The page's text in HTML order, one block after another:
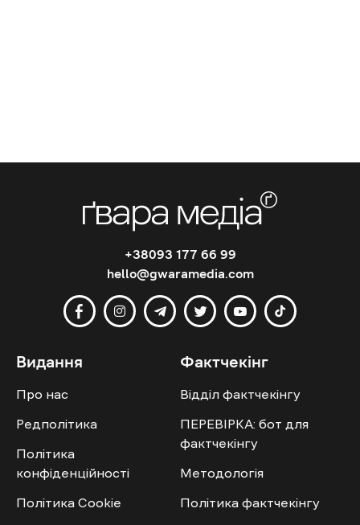
+38093 177 66 99
hello@gwaramedia.com
Видання
Про нас
Редполітика
Політика
конфіденційності
Політика Cookie
Фактчекінг
Відділ фактчекінгу
ПЕРЕВІРКА: бот для
фактчекінгу
Методологія
Політика фактчекінгу